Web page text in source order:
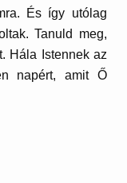
És így utólag
Tanuld meg,
Hála Istennek az
napért, amit Ő